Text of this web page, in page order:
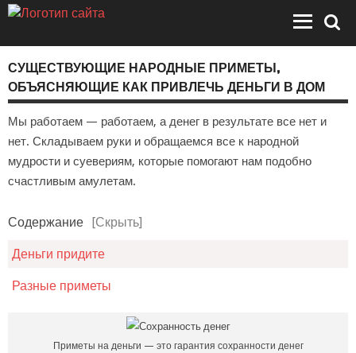
СУЩЕСТВУЮЩИЕ НАРОДНЫЕ ПРИМЕТЫ,
ОБЪЯСНЯЮЩИЕ КАК ПРИВЛЕЧЬ ДЕНЬГИ В ДОМ
Мы работаем — работаем, а денег в результате все нет и
нет. Складываем руки и обращаемся все к народной
мудрости и суевериям, которые помогают нам подобно
счастливым амулетам.
Содержание [Скрыть]
Деньги придите
Разные приметы
Приметы на деньги — это гарантия сохранности денег